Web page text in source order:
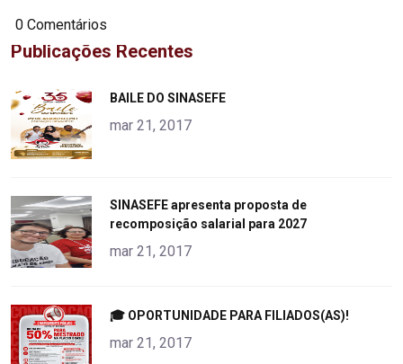
0 Comentários
Publicações Recentes
alt="product">
BAILE DO SINASEFE
mar 21, 2017
alt="product">
SINASEFE apresenta proposta de
recomposição salarial para 2027
mar 21, 2017
alt="product">
🎓 OPORTUNIDADE PARA FILIADOS(AS)!
mar 21, 2017